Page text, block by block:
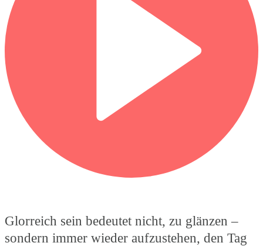
Glorreich sein bedeutet nicht, zu glänzen –
sondern immer wieder aufzustehen, den Tag